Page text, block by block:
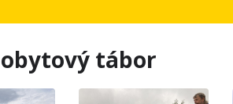
tábor